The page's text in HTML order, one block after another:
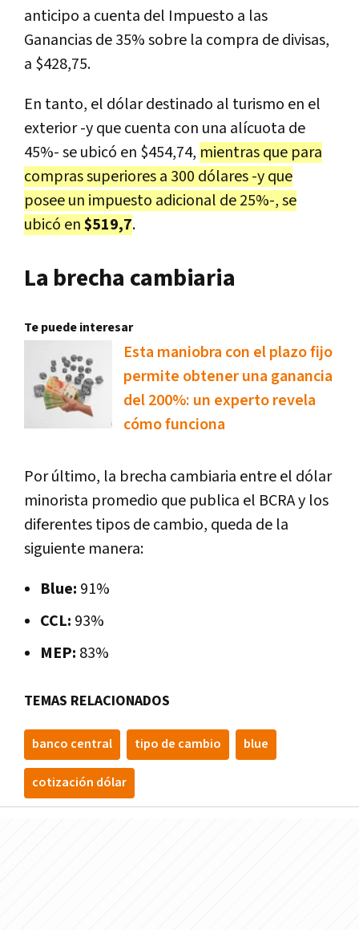
anticipo a cuenta del Impuesto a las
Ganancias de 35% sobre la compra de divisas,
a $428,75.
En tanto, el dólar destinado al turismo en el
exterior -y que cuenta con una alícuota de
45%- se ubicó en $454,74, mientras que para
compras superiores a 300 dólares -y que
posee un impuesto adicional de 25%-, se
ubicó en$519,7.
La brecha cambiaria
Te puede interesar
Esta maniobra con el plazo fijo
permite obtener una ganancia
del 200%: un experto revela
cómo funciona
Por último, la brecha cambiaria entre el dólar
minorista promedio que publica el BCRA y los
diferentes tipos de cambio, queda de la
siguiente manera:
Blue: 91%
CCL: 93%
MEP: 83%
TEMAS RELACIONADOS
banco central tipo de cambio blue
cotización dólar